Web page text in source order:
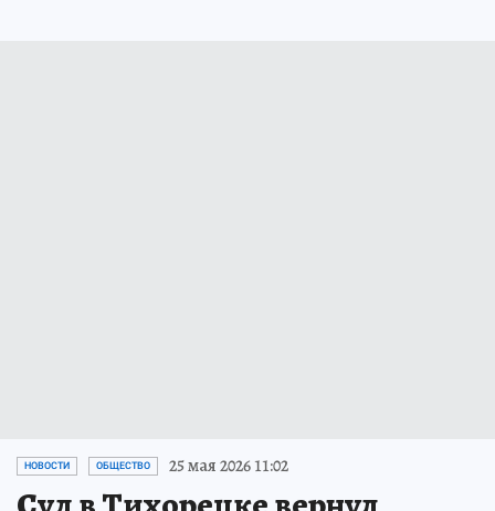
НОВОСТИ ОБЩЕСТВО 25 мая 2026 11:02